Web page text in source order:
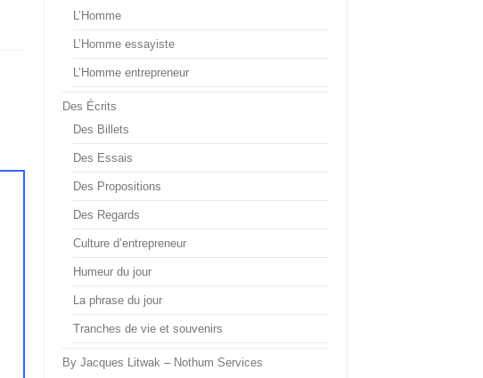
L’Homme
L’Homme essayiste
L’Homme entrepreneur
Des Écrits
Des Billets
Des Essais
Des Propositions
Des Regards
Culture d’entrepreneur
Humeur du jour
La phrase du jour
Tranches de vie et souvenirs
By Jacques Litwak – Nothum Services